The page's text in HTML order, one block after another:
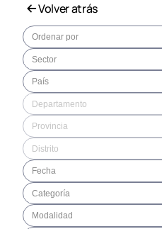
Volver atrás
Ordenar por
Sector
País
Departamento
Provincia
Distrito
Fecha
Categoría
Modalidad